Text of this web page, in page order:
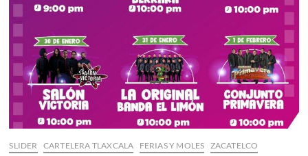
SLIDER CARTELERA TLAXCALA FERIAS Y MOLES ZACATELCO